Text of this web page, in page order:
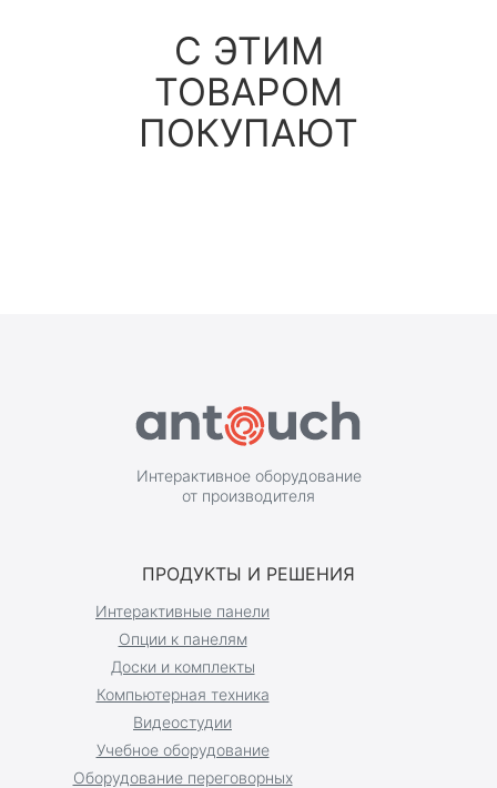
С ЭТИМ
ТОВАРОМ
ПОКУПАЮТ
Интерактивное оборудование
от производителя
ПРОДУКТЫ И РЕШЕНИЯ
Интерактивные панели
Доски и комплекты
Оборудование переговорных
Учебное оборудование
Опции к панелям
Компьютерная техника
Видеостудии